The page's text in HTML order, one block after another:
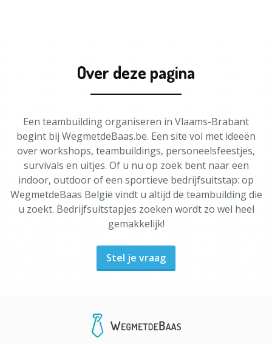
Over deze pagina
Een teambuilding organiseren in Vlaams-Brabant
begint bij WegmetdeBaas.be. Een site vol met ideeën
over workshops, teambuildings, personeelsfeestjes,
survivals en uitjes. Of u nu op zoek bent naar een
indoor, outdoor of een sportieve bedrijfsuitstap: op
WegmetdeBaas België vindt u altijd de teambuilding die
u zoekt. Bedrijfsuitstapjes zoeken wordt zo wel heel
gemakkelijk!
Stel je vraag